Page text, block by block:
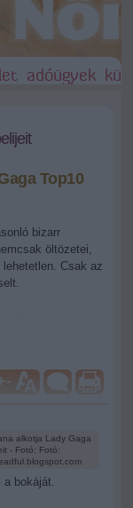
adóügyek
Top10
bizarr
öltözetei,
Csak az
-
alkotja Lady Gaga
- Fotó: Fotó:
a bokáját.